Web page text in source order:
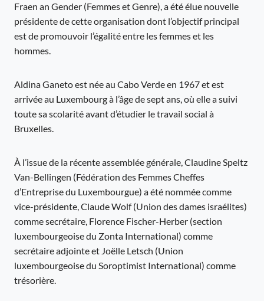
Fraen an Gender (Femmes et Genre), a été élue nouvelle
présidente de cette organisation dont l’objectif principal
est de promouvoir l’égalité entre les femmes et les
hommes.
Aldina Ganeto est née au Cabo Verde en 1967 et est
arrivée au Luxembourg à l’âge de sept ans, où elle a suivi
toute sa scolarité avant d’étudier le travail social à
Bruxelles.
À l’issue de la récente assemblée générale, Claudine Speltz
Van-Bellingen (Fédération des Femmes Cheffes
d’Entreprise du Luxembourgue) a été nommée comme
vice-présidente, Claude Wolf (Union des dames israélites)
comme secrétaire, Florence Fischer-Herber (section
luxembourgeoise du Zonta International) comme
secrétaire adjointe et Joëlle Letsch (Union
luxembourgeoise du Soroptimist International) comme
trésorière.